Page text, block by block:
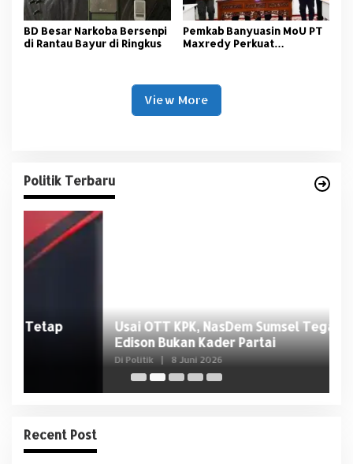
BD Besar Narkoba Bersenpi
di Rantau Bayur di Ringkus
Pemkab Banyuasin MoU PT
Maxredy Perkuat
View More
Politik Terbaru
Usai OTT KPK, NasDem Sumsel Tegaskan
Edison Bukan Kader Partai
8 Juni 2026
Recent Post